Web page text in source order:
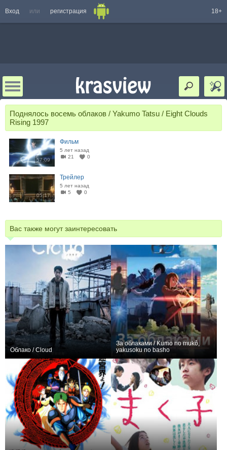
Вход или регистрация 18+
Поднялось восемь облаков / Yakumo Tatsu / Eight Clouds
Rising 1997
57:09
Фильм
5 лет назад
21
0
05:17
Трейлер
5 лет назад
5
0
Вас также могут заинтересовать
Облако / Cloud
За облаками / Kumo no mukô,
yakusoku no basho